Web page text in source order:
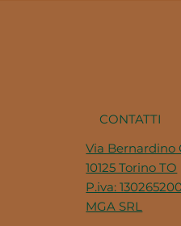
CONTATTI
Via Bernardino
10125 Torino TO
P.iva:
MGA SRL